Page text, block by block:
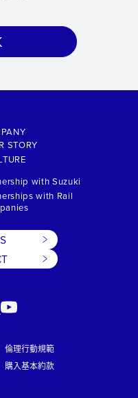
STORY
with Suzuki
with Rail
倫理行動規範
購入基本約款